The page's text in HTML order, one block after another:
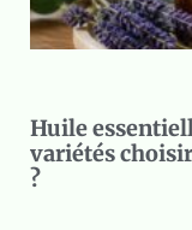
Huile
variétés
?